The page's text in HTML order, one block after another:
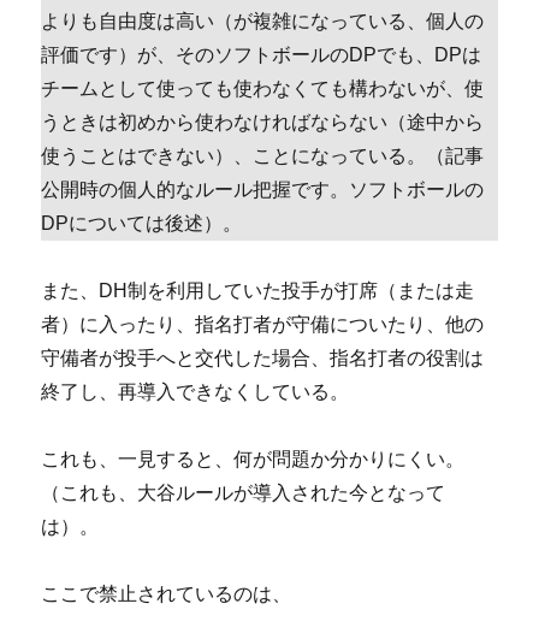
よりも自由度は高い（が複雑になっている、個人の
評価です）が、そのソフトボールのDPでも、DPは
チームとして使っても使わなくても構わないが、使
うときは初めから使わなければならない（途中から
使うことはできない）、ことになっている。（記事
公開時の個人的なルール把握です。ソフトボールの
DPについては後述）。
また、DH制を利用していた投手が打席（または走
者）に入ったり、指名打者が守備についたり、他の
守備者が投手へと交代した場合、指名打者の役割は
終了し、再導入できなくしている。
これも、一見すると、何が問題か分かりにくい。
（これも、大谷ルールが導入された今となって
は）。
ここで禁止されているのは、